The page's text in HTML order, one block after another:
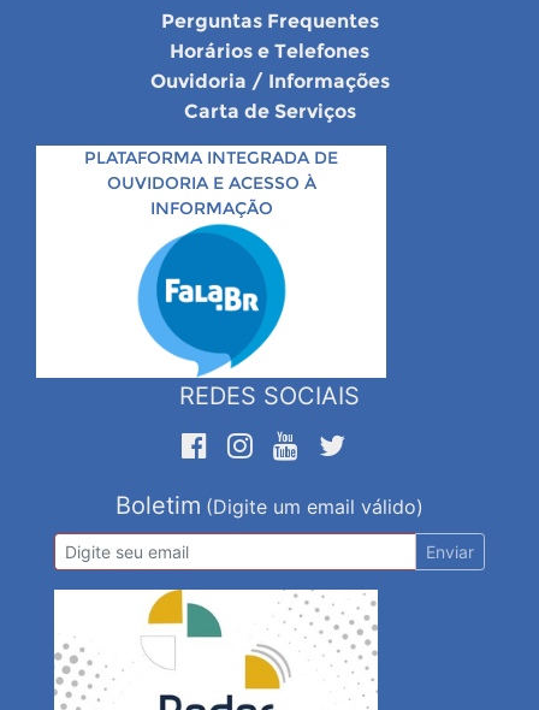
Perguntas Frequentes
Horários e Telefones
Ouvidoria / Informações
Carta de Serviços
PLATAFORMA INTEGRADA DE
OUVIDORIA E ACESSO À
INFORMAÇÃO
REDES SOCIAIS
Boletim (Digite um email válido)
Enviar